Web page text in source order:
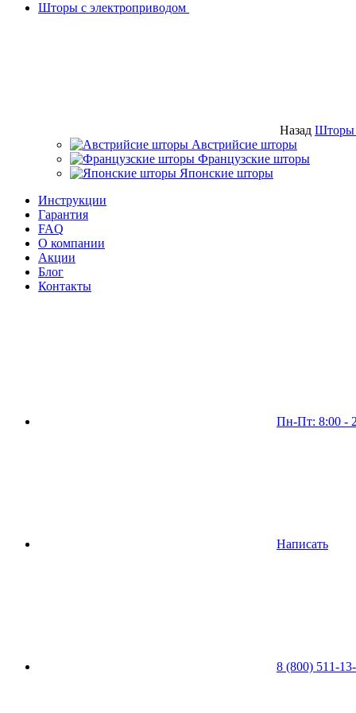
Шторы с электроприводом
Назад Шторы
Австрийсие шторы
Французские шторы
Японские шторы
Инструкции
Гарантия
FAQ
О компании
Акции
Блог
Контакты
Пн-Пт: 8:00 -
Написать
8 (800) 511-